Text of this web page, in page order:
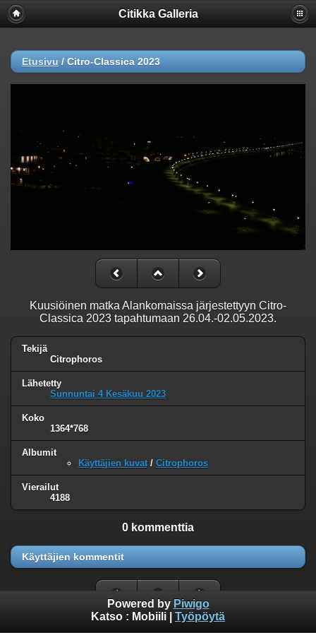
Citikka Galleria
Etusivu / Citro-Classica 2023
Kuusiöinen matka Alankomaissa järjestettyyn Citro-
Classica 2023 tapahtumaan 26.04.-02.05.2023.
Tekijä
Citrophoros
Lähetetty
Sunnuntai 4 Kesäkuu 2023
Koko
1364*768
Albumit
Käyttäjien kuvat / Citrophoros
Vierailut
4188
0 kommenttia
Käyttäjien kommentit
Powered by Piwigo
Katso : Mobiili Työpöytä